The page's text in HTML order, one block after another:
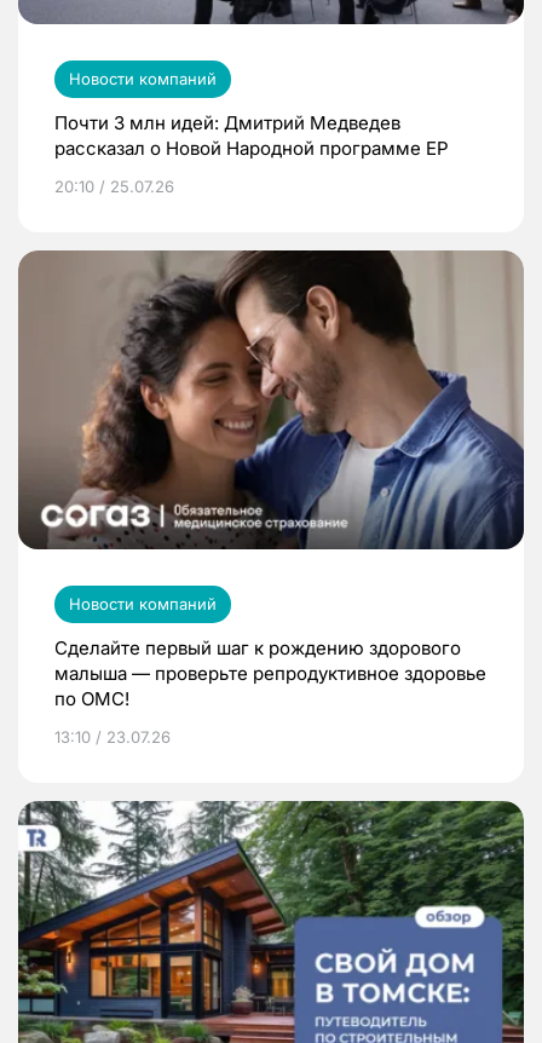
Новости компаний
Почти 3 млн идей: Дмитрий Медведев
рассказал о Новой Народной программе ЕР
20:10 / 25.07.26
Новости компаний
Сделайте первый шаг к рождению здорового
малыша — проверьте репродуктивное здоровье
по ОМС!
13:10 / 23.07.26